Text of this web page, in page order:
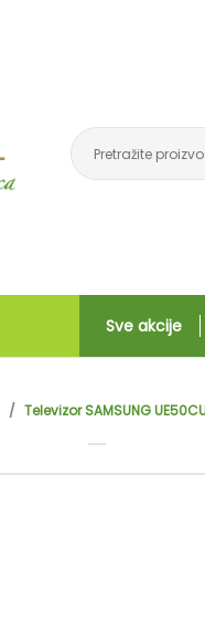
Sve akcije
/ Televizor SAMSUNG